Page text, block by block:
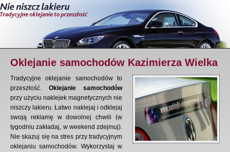
Oklejanie samochodów Kazimierza Wielka
Tradycyjne oklejanie samochodów to
przeszłość. Oklejanie samochodów
przy użyciu naklejek magnetycznych nie
niszczy lakieru. Łatwo naklejaj i odklejaj
swoją reklamę w dowolnej chwili (w
tygodniu zakładaj, w weekend zdejmuj).
Nie skazuj się na stres przy tradycyjnym
oklejaniu samochodów. Wykorzystaj w